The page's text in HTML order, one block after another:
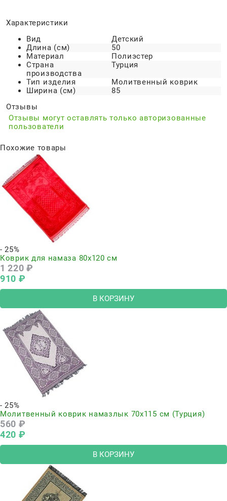
Характеристики
Вид
Детский
Длина (см)
50
Материал
Полиэстер
Страна
производства
Турция
Тип изделия
Молитвенный коврик
Ширина (см)
85
Отзывы
Отзывы могут оставлять только авторизованные
пользователи
Похожие товары
- 25%
Коврик для намаза 80х120 см
1 220 ₽
910 ₽
В КОРЗИНУ
- 25%
Молитвенный коврик намазлык 70х115 см (Турция)
560 ₽
420 ₽
В КОРЗИНУ